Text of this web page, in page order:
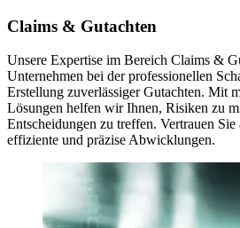
Claims & Gutachten
Unsere Expertise im Bereich Claims &
Unternehmen bei der professionellen
Erstellung zuverlässiger Gutachten. Mit
Lösungen helfen wir Ihnen, Risiken zu
Entscheidungen zu treffen. Vertrauen
effiziente und präzise Abwicklungen.